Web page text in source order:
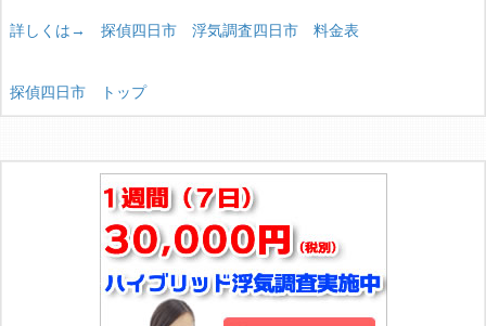
詳しくは→ 探偵四日市 浮気調査四日市 料金表
探偵四日市 トップ